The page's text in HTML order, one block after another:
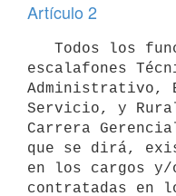
Artículo 2
escalafones
Administrativo,
Servicio, y
Carrera
que se dirá,
en los cargos y/
contratadas en